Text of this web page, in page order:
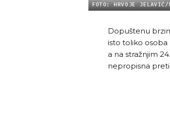
FOTO: HRVOJE
Dopuštenu
isto toliko osoba
a na stražnjim
nepropisna